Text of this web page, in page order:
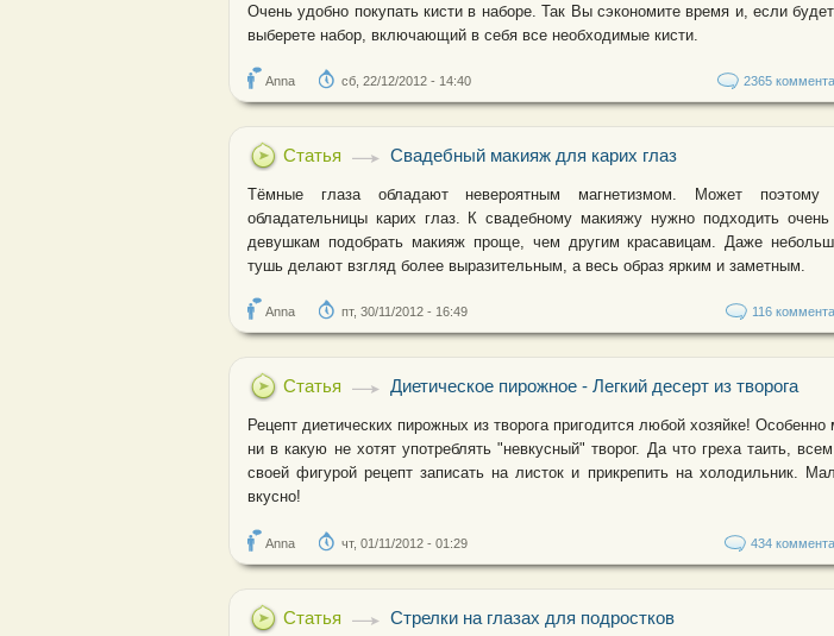
Очень удобно покупать кисти в наборе. Так Вы сэкономите время и, если
выберете набор, включающий в себя все необходимые кисти.
Anna сб, 22/12/2012 - 14:40 2365
Статья Свадебный макияж для карих глаз
Тёмные глаза обладают невероятным магнетизмом. Может поэтому
обладательницы карих глаз. К свадебному макияжу нужно подходить очень
девушкам подобрать макияж проще, чем другим красавицам. Даже
тушь делают взгляд более выразительным, а весь образ ярким и заметным.
Anna пт, 30/11/2012 - 16:49 116
Статья Диетическое пирожное - Легкий десерт из творога
Рецепт диетических пирожных из творога пригодится любой хозяйке!
ни в какую не хотят употреблять "невкусный" творог. Да что греха таить,
своей фигурой рецепт записать на листок и прикрепить на холодильник.
вкусно!
Anna чт, 01/11/2012 - 01:29 434
Статья Стрелки на глазах для подростков